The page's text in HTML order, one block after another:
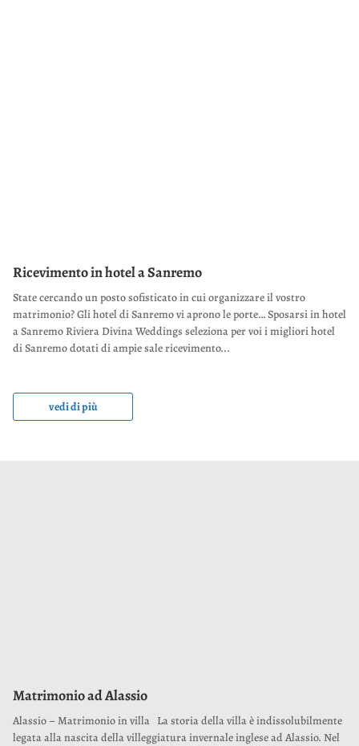
Ricevimento in hotel a Sanremo
State cercando un posto sofisticato in cui organizzare il vostro
matrimonio? Gli hotel di Sanremo vi aprono le porte… Sposarsi in hotel
a Sanremo Riviera Divina Weddings seleziona per voi i migliori hotel
di Sanremo dotati di ampie sale ricevimento...
vedi di più
Matrimonio ad Alassio
Alassio – Matrimonio in villa La storia della villa è indissolubilmente
legata alla nascita della villeggiatura invernale inglese ad Alassio. Nel